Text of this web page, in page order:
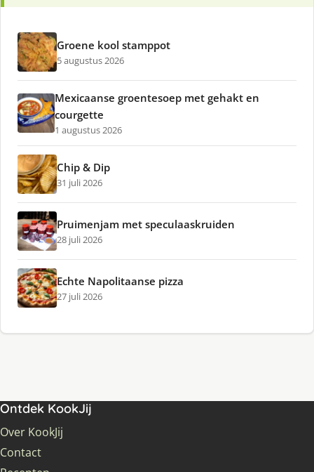
Groene kool stamppot
5 augustus 2026
Mexicaanse groentesoep met gehakt en
courgette
1 augustus 2026
Chip & Dip
31 juli 2026
Pruimenjam met speculaaskruiden
28 juli 2026
Echte Napolitaanse pizza
27 juli 2026
Ontdek KookJij
Over KookJij
Contact